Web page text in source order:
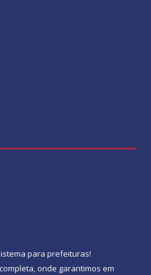
para prefeituras!
completa, onde garantimos em